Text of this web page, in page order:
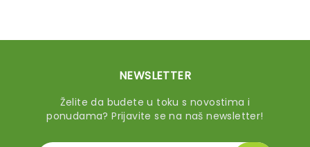
NEWSLETTER
Želite da budete u toku s novostima i
ponudama? Prijavite se na naš newsletter!